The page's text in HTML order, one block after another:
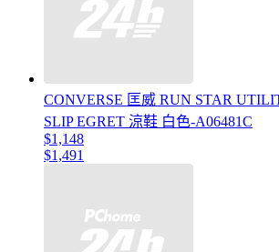
CONVERSE 匡威 RUN STAR
SLIP EGRET 涼鞋 白色-A06481C
$1,148
$1,491